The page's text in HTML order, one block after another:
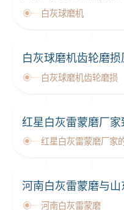
白灰球磨机
白灰球磨机齿轮磨
白灰球磨机齿轮磨损
红星白灰雷蒙磨厂
红星白灰雷蒙磨厂家
河南白灰雷蒙磨与
河南白灰雷蒙磨